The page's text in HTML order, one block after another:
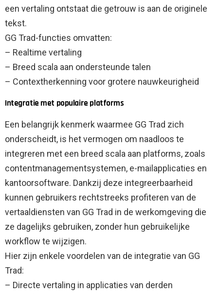
een vertaling ontstaat die getrouw is aan de originele
tekst.
GG Trad-functies omvatten:
– Realtime vertaling
– Breed scala aan ondersteunde talen
– Contextherkenning voor grotere nauwkeurigheid
Integratie met populaire platforms
Een belangrijk kenmerk waarmee GG Trad zich
onderscheidt, is het vermogen om naadloos te
integreren met een breed scala aan platforms, zoals
contentmanagementsystemen, e-mailapplicaties en
kantoorsoftware. Dankzij deze integreerbaarheid
kunnen gebruikers rechtstreeks profiteren van de
vertaaldiensten van GG Trad in de werkomgeving die
ze dagelijks gebruiken, zonder hun gebruikelijke
workflow te wijzigen.
Hier zijn enkele voordelen van de integratie van GG
Trad:
– Directe vertaling in applicaties van derden